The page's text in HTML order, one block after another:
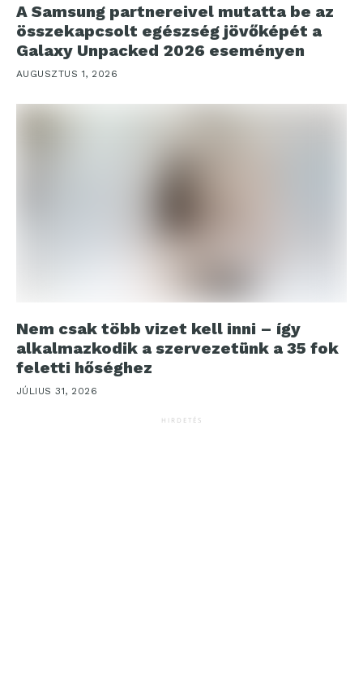
A Samsung partnereivel mutatta be az
összekapcsolt egészség jövőképét a
Galaxy Unpacked 2026 eseményen
AUGUSZTUS 1, 2026
Nem csak több vizet kell inni – így
alkalmazkodik a szervezetünk a 35 fok
feletti hőséghez
JÚLIUS 31, 2026
HIRDETÉS